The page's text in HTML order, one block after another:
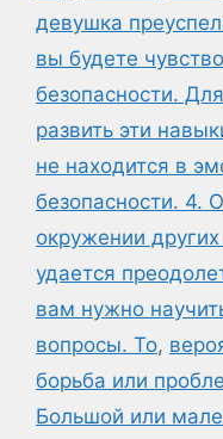
девушка
вы будете
безопасности.
развить эти
не находится в
безопасности. 4.
окружении
удается
вам нужно
вопросы. То,
борьба или
Большой или